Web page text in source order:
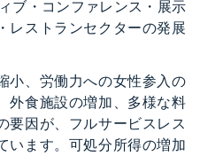
ブ・コンファレンス・展示
レストランセクターの発展
小、労働力への女性参入の
外食施設の増加、多様な料
要因が、フルサービスレス
います。可処分所得の増加